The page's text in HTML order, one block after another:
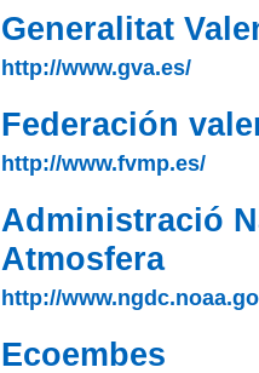
Generalitat
http://www.gva.es/
Federación
http://www.fvmp.es/
Administració
Atmosfera
http://
Ecoembes